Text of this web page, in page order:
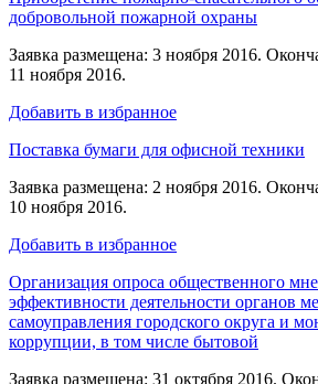
добровольной пожарной охраны
Заявка размещена: 3 ноября 2016.
11 ноября 2016.
Добавить в избранное
Поставка бумаги для офисной техники
Заявка размещена: 2 ноября 2016.
10 ноября 2016.
Добавить в избранное
Организация опроса общественного
эффективности деятельности органов
самоуправления городского округа и
коррупции, в том числе бытовой
Заявка размещена: 31 октября 2016.